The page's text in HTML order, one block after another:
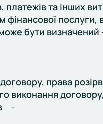
та інших
фінансової послуги,
бути визначений
права
виконання